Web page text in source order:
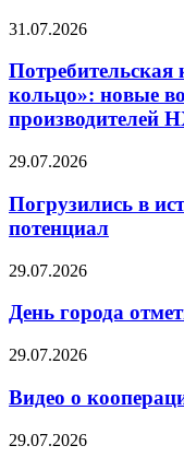
31.07.2026
Потребительская
кольцо»: новые
производителей
29.07.2026
Погрузились в
потенциал
29.07.2026
День города
29.07.2026
Видео о
29.07.2026